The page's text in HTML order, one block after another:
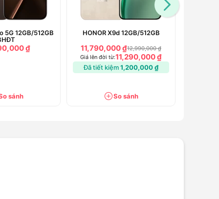
5G 12GB/512GB
₫
sánh
HONOR X9d 12GB/512GB
11,790,000 ₫12,990,000 ₫
Giá lên đời từ:11,290,000 ₫
Đã tiết kiệm1,200,000 ₫
So sánh